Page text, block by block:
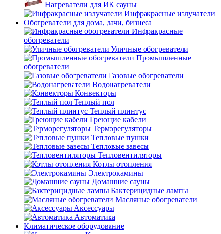
Нагреватели для ИК сауны
Инфракрасные излучатели
Обогреватели для дома, дачи, бизнеса
Инфракрасные
обогреватели
Уличные обогреватели
Промышленные
обогреватели
Газовые обогреватели
Водонагреватели
Конвекторы
Теплый пол
Теплый плинтус
Греющие кабели
Терморегуляторы
Тепловые пушки
Тепловые завесы
Тепловентиляторы
Котлы отопления
Электрокамины
Домашние сауны
Бактерицидные лампы
Масляные обогреватели
Аксессуары
Автоматика
Климатическое оборудование